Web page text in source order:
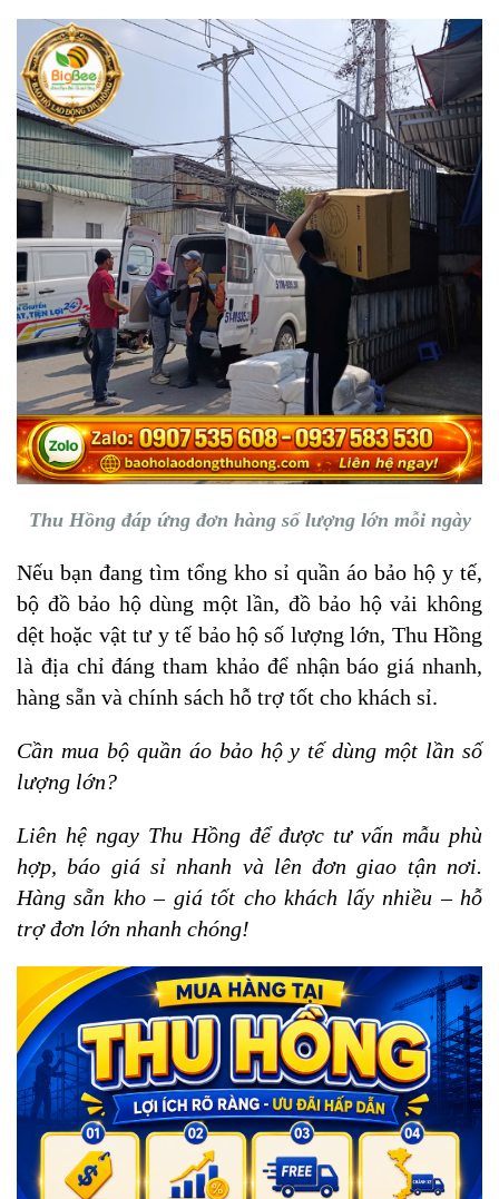
Thu Hồng đáp ứng đơn hàng số lượng lớn mỗi ngày
Nếu bạn đang tìm tổng kho sỉ quần áo bảo hộ y tế,
bộ đồ bảo hộ dùng một lần, đồ bảo hộ vải không
dệt hoặc vật tư y tế bảo hộ số lượng lớn, Thu Hồng
là địa chỉ đáng tham khảo để nhận báo giá nhanh,
hàng sẵn và chính sách hỗ trợ tốt cho khách sỉ.
Cần mua bộ quần áo bảo hộ y tế dùng một lần số
lượng lớn?
Liên hệ ngay Thu Hồng để được tư vấn mẫu phù
hợp, báo giá sỉ nhanh và lên đơn giao tận nơi.
Hàng sẵn kho – giá tốt cho khách lấy nhiều – hỗ
trợ đơn lớn nhanh chóng!